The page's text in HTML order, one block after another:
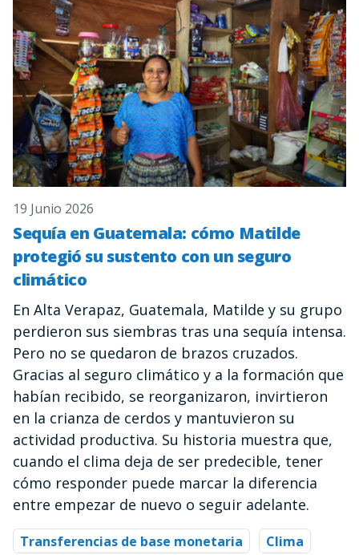
19 Junio 2026
Sequía en Guatemala: cómo Matilde
protegió su sustento con un seguro
climático
En Alta Verapaz, Guatemala, Matilde y su grupo
perdieron sus siembras tras una sequía intensa.
Pero no se quedaron de brazos cruzados.
Gracias al seguro climático y a la formación que
habían recibido, se reorganizaron, invirtieron
en la crianza de cerdos y mantuvieron su
actividad productiva. Su historia muestra que,
cuando el clima deja de ser predecible, tener
cómo responder puede marcar la diferencia
entre empezar de nuevo o seguir adelante.
Transferencias de base monetaria Clima